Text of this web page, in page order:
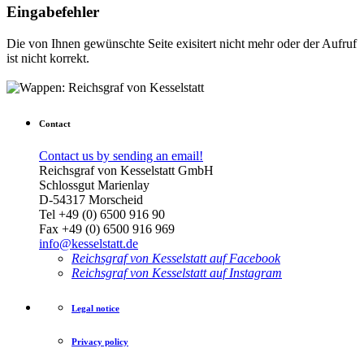
Eingabefehler
Die von Ihnen gewünschte Seite exisitert nicht mehr oder der Aufruf
ist nicht korrekt.
Contact
Contact us by sending an email!
Reichsgraf von Kesselstatt GmbH
Schlossgut Marienlay
D-54317 Morscheid
Tel +49 (0) 6500 916 90
Fax +49 (0) 6500 916 969
info@kesselstatt.de
Reichsgraf von Kesselstatt auf Facebook
Reichsgraf von Kesselstatt auf Instagram
Legal notice
Privacy policy